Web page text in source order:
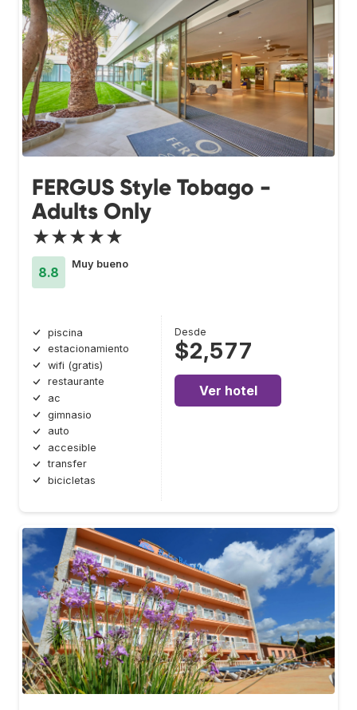
FERGUS Style Tobago -
Adults Only
★★★★★
8.8
Muy bueno
piscina
estacionamiento
wifi (gratis)
restaurante
ac
gimnasio
auto
accesible
transfer
bicicletas
Desde
$2,577
Ver hotel